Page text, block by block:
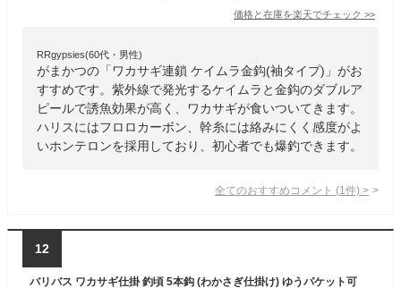
価格と在庫を楽天でチェック >>
RRgypsies(60代・男性)
がまかつの「ワカサギ連鎖 ケイムラ金鈎(袖タイプ)」がお
すすめです。紫外線で発光するケイムラと金鈎のダブルア
ピールで誘魚効果が高く、ワカサギが食いついてきます。
ハリスにはフロロカーボン、幹糸には絡みにくく感度がよ
いホンテロンを採用しており、初心者でも爆釣できます。
全てのおすすめコメント (1 件) >
12
バリバス ワカサギ仕掛 釣頃 5本鈎 (わかさぎ仕掛け) ゆうパケット可